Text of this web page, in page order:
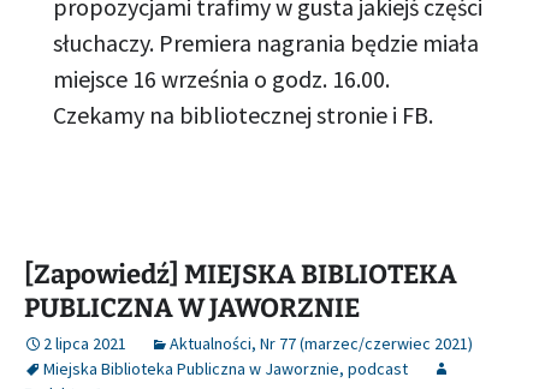
propozycjami trafimy w gusta jakiejś części
słuchaczy. Premiera nagrania będzie miała
miejsce 16 września o godz. 16.00.
Czekamy na bibliotecznej stronie i FB.
[Zapowiedź] MIEJSKA BIBLIOTEKA
PUBLICZNA W JAWORZNIE
2 lipca 2021 Aktualności, Nr 77 (marzec/czerwiec 2021)
Miejska Biblioteka Publiczna w Jaworznie, podcast